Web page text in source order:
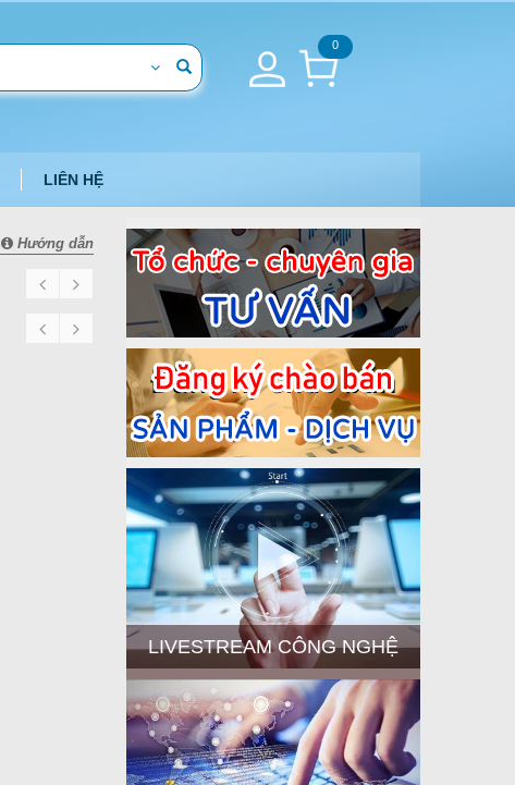
0
LIÊN HỆ
Hướng dẫn
LIVESTREAM CÔNG NGHỆ